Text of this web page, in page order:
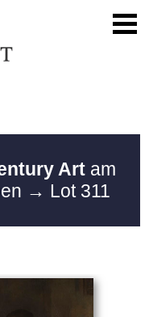
Artam
→ Lot 311